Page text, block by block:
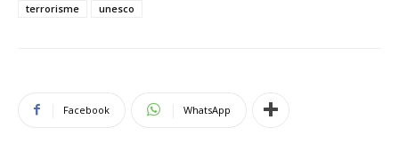
terrorisme
unesco
Facebook WhatsApp